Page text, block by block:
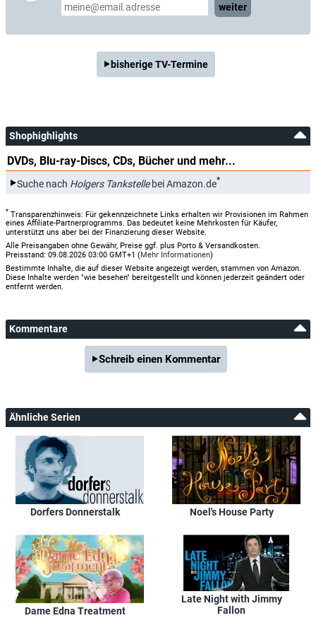
weiter
bisherige TV-Termine
Shophighlights
DVDs, Blu-ray-Discs, CDs, Bücher und mehr...
Suche nach Holgers Tankstellebei Amazon.de*
* Transparenzhinweis: Für gekennzeichnete Links erhalten wir Provisionen im Rahmen
eines Affiliate-Partnerprogramms. Das bedeutet keine Mehrkosten für Käufer,
unterstützt uns aber bei der Finanzierung dieser Website.
Alle Preisangaben ohne Gewähr, Preise ggf. plus Porto & Versandkosten.
Preisstand: 09.08.2026 03:00 GMT+1 (Mehr Informationen)
Bestimmte Inhalte, die auf dieser Website angezeigt werden, stammen von Amazon.
Diese Inhalte werden "wie besehen" bereitgestellt und können jederzeit geändert oder
entfernt werden.
Kommentare
Schreib einen Kommentar
Ähnliche Serien
Dorfers Donnerstalk Noel's House Party
Dame Edna Treatment
Late Night with Jimmy
Fallon